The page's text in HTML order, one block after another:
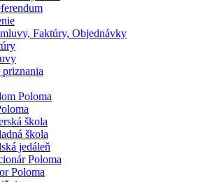
Faktúry, Objednávky
Poloma
škola
škola
jedáleň
Poloma
Poloma